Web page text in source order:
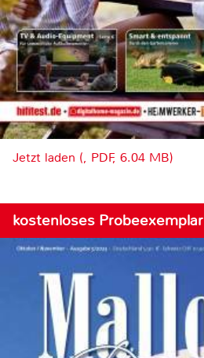
Jetzt laden (, PDF, 6.04 MB)
kostenloses Probeexemplar